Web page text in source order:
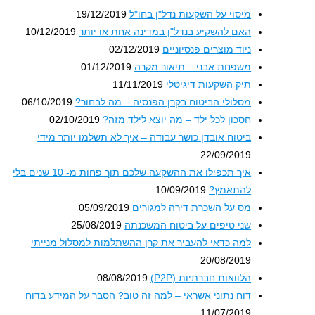
מיסוי על השקעות נדל"ן בחו"ל 19/12/2019
האם להשקיע בנדל"ן במדינה אחת או יותר 10/12/2019
ניוד מוצרים פנסיוניים 02/12/2019
משפחת אבני – תיאור מקרה 01/12/2019
תיק השקעות דיגיטלי 11/11/2019
מסלולי הביטוח בקרן הפנסיה – מה לבחור? 06/10/2019
חסכון לכל ילד – מה יוצא לילד מזה? 02/10/2019
ביטוח אובדן כושר עבודה – איך לא תשלמו יותר מידי
22/09/2019
איך תכפילו את ההשקעה שלכם תוך פחות מ- 10 שנים בלי
10/09/2019
מס על השכרת דירה למגורים 05/09/2019
שני טיפים על ביטוח המשכנתה 25/08/2019
למה כדאי להעביר את קרן ההשתלמות למסלול מנייתי
20/08/2019
הלוואות חברתיות (P2P)
08/08/2019
דוח נתוני אשראי – למה זה טוב? הסבר על המידע בדוח